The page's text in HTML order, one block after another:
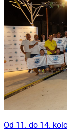
Od 11. do 14.